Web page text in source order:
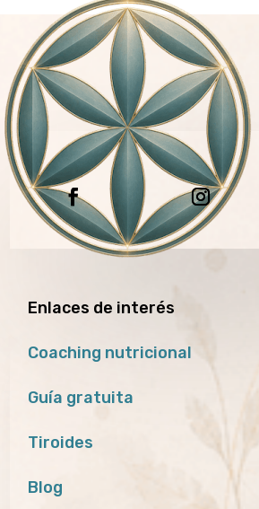
Enlaces de interés
Coaching nutricional
Guía gratuita
Tiroides
Blog